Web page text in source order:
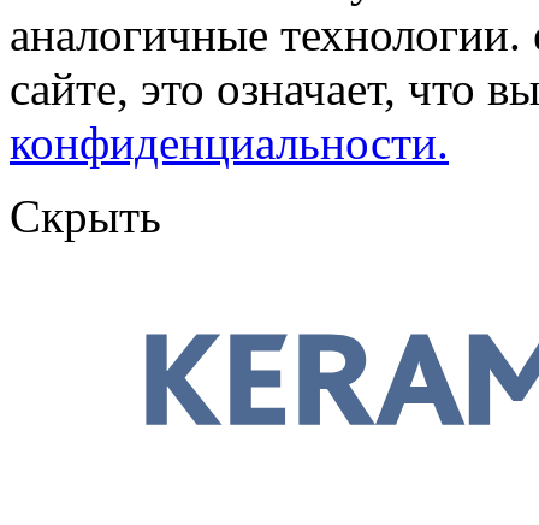
аналогичные
сайте, это означает, что
конфиденциальности.
Скрыть